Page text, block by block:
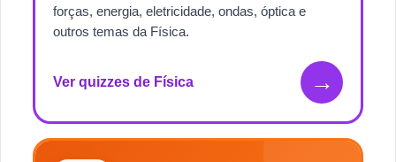
forças, energia, eletricidade, ondas, óptica e
outros temas da Física.
Ver quizzes de Física →